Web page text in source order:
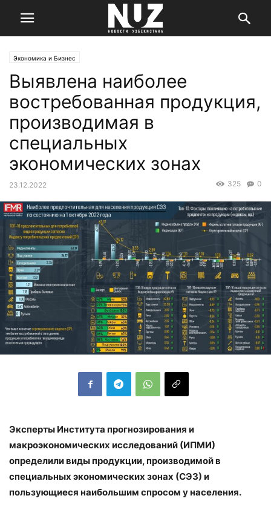
Экономика и Бизнес
Выявлена наиболее
востребованная продукция,
производимая в
специальных
экономических зонах
23.12.2022 0
325
Эксперты Института прогнозирования и
макроэкономических исследований (ИПМИ)
определили виды продукции, производимой в
специальных экономических зонах (СЭЗ) и
пользующиеся наибольшим спросом у населения.